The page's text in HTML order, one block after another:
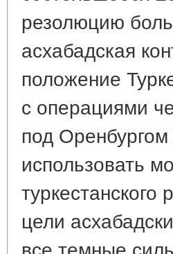
резолюцию
асхабадская
положение
с операциями
под
использовать
туркестанского
цели
все темные